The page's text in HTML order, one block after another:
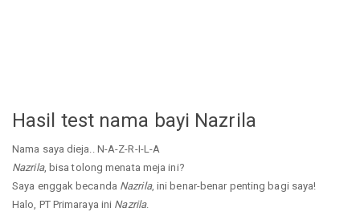
Hasil test nama bayi Nazrila
Nama saya dieja.. N-A-Z-R-I-L-A
Nazrila, bisa tolong menata meja ini?
Saya enggak becanda Nazrila, ini benar-benar penting bagi saya!
Halo, PT Primaraya ini Nazrila.